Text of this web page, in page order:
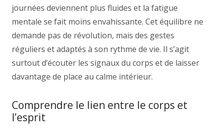
journées deviennent plus fluides et la fatigue
mentale se fait moins envahissante. Cet équilibre ne
demande pas de révolution, mais des gestes
réguliers et adaptés à son rythme de vie. Il s’agit
surtout d’écouter les signaux du corps et de laisser
davantage de place au calme intérieur.
Comprendre le lien entre le corps et
l’esprit